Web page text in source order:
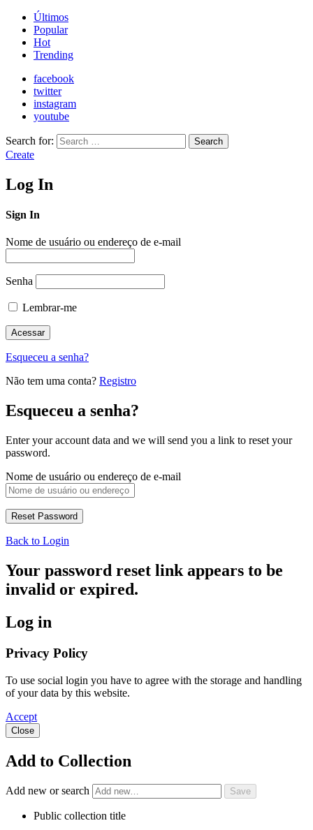
Últimos
Popular
Hot
Trending
facebook
twitter
instagram
youtube
Search for: Search
Create
Log In
Sign In
Nome de usuário ou endereço de e-mail
Senha
Lembrar-me
Esqueceu a senha?
Não tem uma conta? Registro
Esqueceu a senha?
Enter your account data and we will send you a link to reset your
password.
Nome de usuário ou endereço de e-mail
Back to Login
Your password reset link appears to be
invalid or expired.
Log in
Privacy Policy
To use social login you have to agree with the storage and handling
of your data by this website.
Accept
Close
Add to Collection
Add new or search
Public collection title